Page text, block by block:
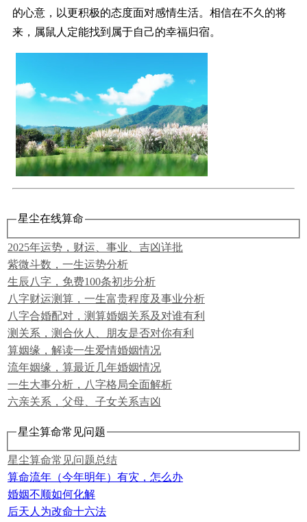
的心意，以更积极的态度面对感情生活。相信在不久的将
来，属鼠人定能找到属于自己的幸福归宿。
星尘在线算命
2025年运势，财运、事业、吉凶详批
紫微斗数，一生运势分析
生辰八字，免费100条初步分析
八字财运测算，一生富贵程度及事业分析
八字合婚配对，测算婚姻关系及对谁有利
测关系，测合伙人、朋友是否对你有利
算姻缘，解读一生爱情婚姻情况
流年姻缘，算最近几年婚姻情况
一生大事分析，八字格局全面解析
六亲关系，父母、子女关系吉凶
星尘算命常见问题
星尘算命常见问题总结
算命流年（今年明年）有灾，怎么办
婚姻不顺如何化解
后天人为改命十六法